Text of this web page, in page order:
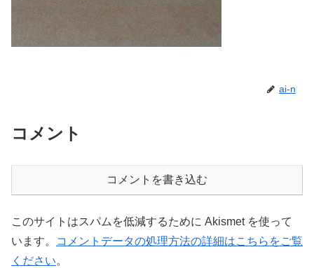
ai-n
コメント
コメントを書き込む
このサイトはスパムを低減するために Akismet を使って
います。
コメントデータの処理方法の詳細はこちらをご覧
ください。